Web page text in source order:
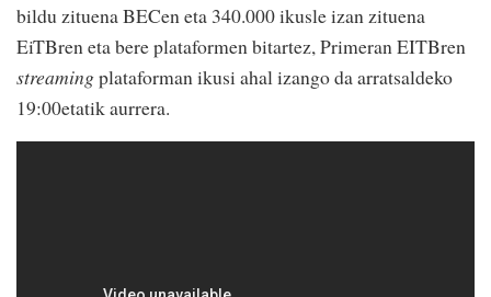
bildu zituena BECen eta 340.000 ikusle izan zituena
EiTBren eta bere plataformen bitartez, Primeran EITBren
streamingplataforman ikusi ahal izango da arratsaldeko
19:00etatik aurrera.